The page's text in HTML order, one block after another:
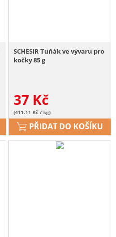
SCHESIR Tuňák ve vývaru pro
kočky 85 g
37 Kč
(411.11 Kč / kg)
PŘIDAT DO KOŠÍKU